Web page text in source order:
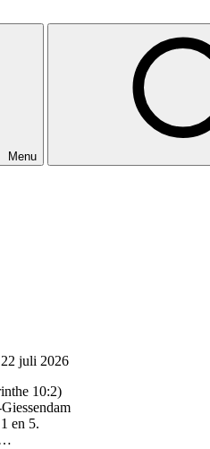
Menu
22 juli 2026
10:2)
en 5.
…